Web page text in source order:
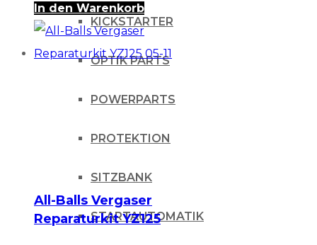
KICKSTARTER
OPTIK PARTS
POWERPARTS
PROTEKTION
SITZBANK
STARTAUTOMATIK
In den Warenkorb
All-Balls Vergaser
Reparaturkit YZ125